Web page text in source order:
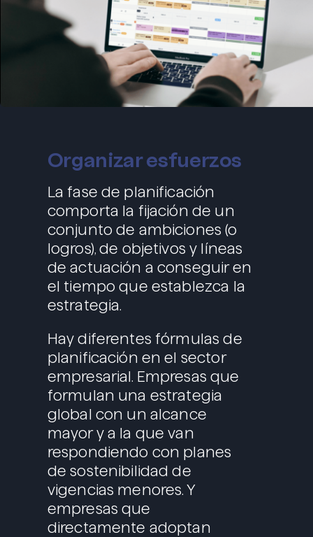
Organizar esfuerzos
La fase de planificación
comporta la fijación de un
conjunto de ambiciones (o
logros), de objetivos y líneas
de actuación a conseguir en
el tiempo que establezca la
estrategia.
Hay diferentes fórmulas de
planificación en el sector
empresarial. Empresas que
formulan una estrategia
global con un alcance
mayor y a la que van
respondiendo con planes
de sostenibilidad de
vigencias menores. Y
empresas que
directamente adoptan